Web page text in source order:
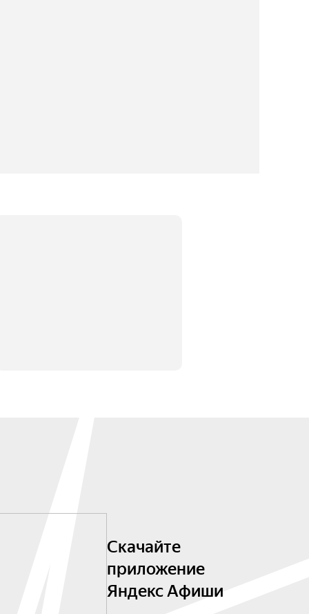
Скачайте
приложение
Яндекс Афиши